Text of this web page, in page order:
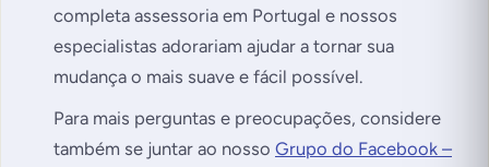
completa assessoria em Portugal e nossos
especialistas adorariam ajudar a tornar sua
mudança o mais suave e fácil possível.
Para mais perguntas e preocupações, considere
também se juntar ao nosso Grupo do Facebook –